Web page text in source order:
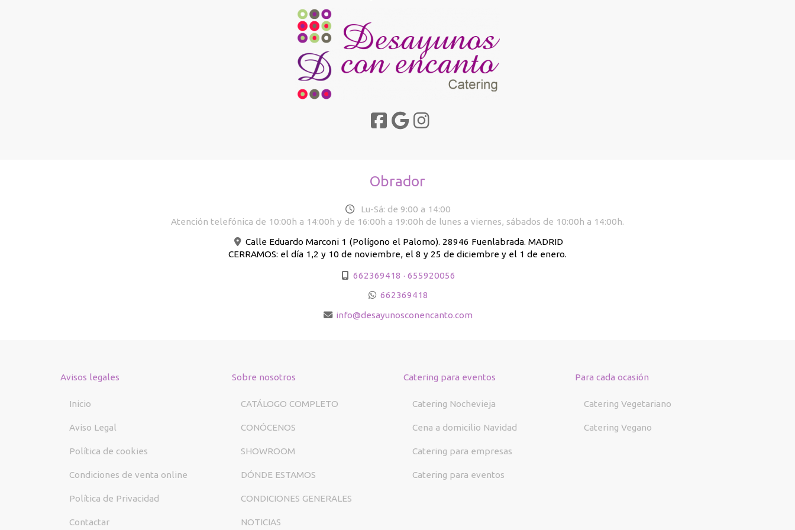
Obrador
Lu-Sá: de 9:00 a 14:00
Atención telefónica de 10:00h a 14:00h y de 16:00h a 19:00h de lunes a viernes, sábados de 10:00h a 14:00h.
Calle Eduardo Marconi 1 (Polígono el Palomo). 28946 Fuenlabrada. MADRID
CERRAMOS: el día 1,2 y 10 de noviembre, el 8 y 25 de diciembre y el 1 de enero.
662369418 · 655920056
662369418
info
desayunosconencanto.com
Avisos legales
Inicio
Aviso Legal
Política de cookies
Condiciones de venta online
Política de Privacidad
Contactar
Sobre nosotros
CATÁLOGO COMPLETO
CONÓCENOS
SHOWROOM
DÓNDE ESTAMOS
CONDICIONES GENERALES
NOTICIAS
Catering para eventos
Catering Nochevieja
Cena a domicilio Navidad
Catering para empresas
Catering para eventos
Para cada ocasión
Catering Vegetariano
Catering Vegano